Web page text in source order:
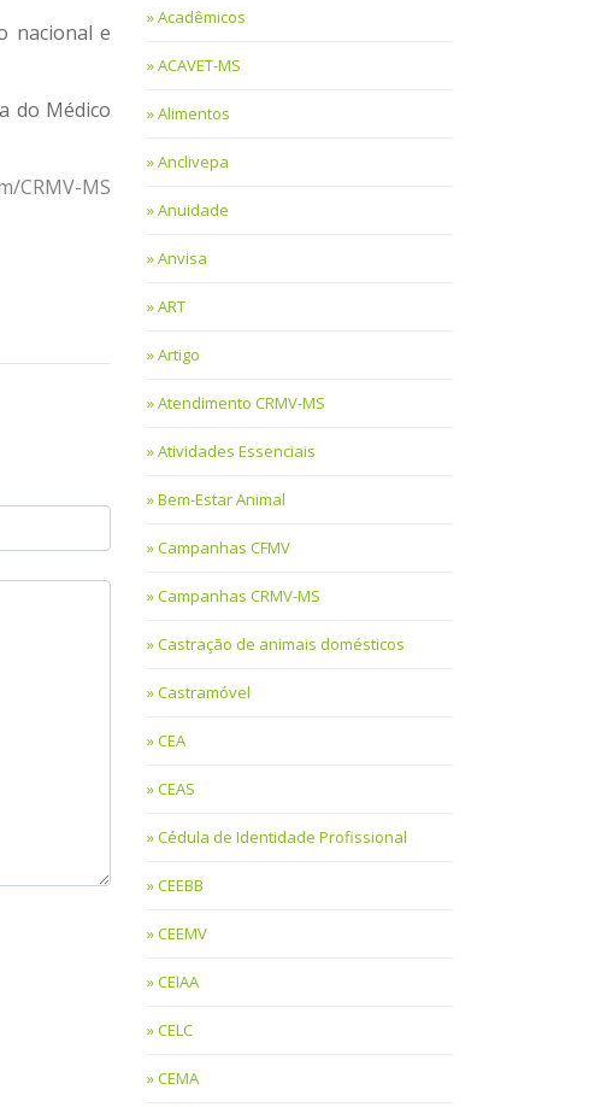
nacional e
do Médico
CRMV-MS
Acadêmicos
ACAVET-MS
Alimentos
Anclivepa
Anuidade
Anvisa
ART
Artigo
Atendimento CRMV-MS
Atividades Essenciais
Bem-Estar Animal
Campanhas CFMV
Campanhas CRMV-MS
Castração de animais domésticos
Castramóvel
CEA
CEAS
Cédula de Identidade Profissional
CEEBB
CEEMV
CEIAA
CELC
CEMA